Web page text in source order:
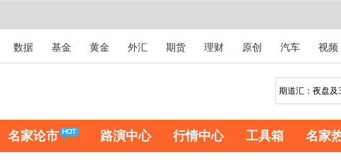
数据 基金 黄金 外汇 期货 理财 原创 汽车 视频
名家论市 路演中心 行情中心 工具箱 名家